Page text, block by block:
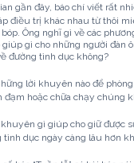
gần đây, báo chí viết rất
điều trị khác nhau từ thôi
Ông nghĩ gì về các
gì cho những người đàn
đường tình dục không?
lời khuyên nào để
đạm hoặc chữa chạy chúng
khuyên gì giúp cho giữ được
tình dục ngày càng lâu hơn